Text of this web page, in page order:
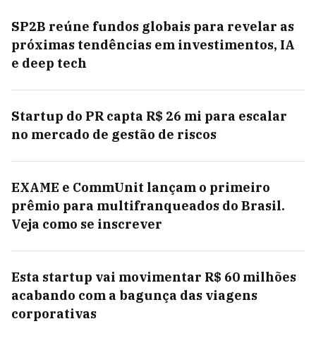
SP2B reúne fundos globais para revelar as
próximas tendências em investimentos, IA
e deep tech
Startup do PR capta R$ 26 mi para escalar
no mercado de gestão de riscos
EXAME e CommUnit lançam o primeiro
prêmio para multifranqueados do Brasil.
Veja como se inscrever
Esta startup vai movimentar R$ 60 milhões
acabando com a bagunça das viagens
corporativas